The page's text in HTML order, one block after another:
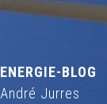
ENERGIE-BLOG
André Jurres